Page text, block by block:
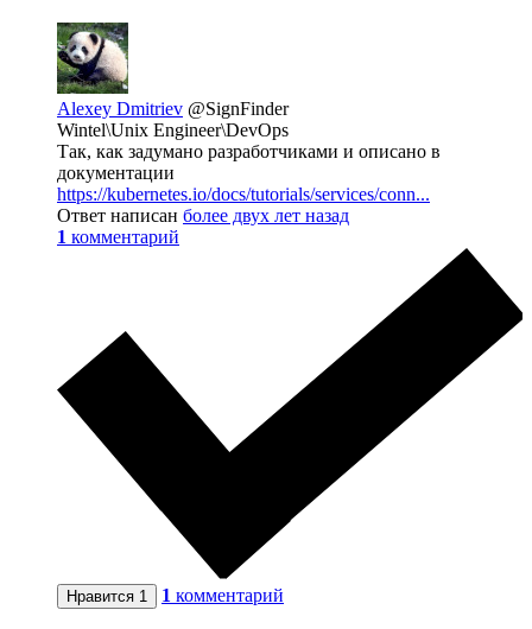
Alexey Dmitriev @SignFinder
Wintel\Unix Engineer\DevOps
Так, как задумано разработчиками и описано в
документации
https://kubernetes.io/docs/tutorials/services/conn...
Ответ написан более двух лет назад
1 комментарий
Нравится 1 1 комментарий